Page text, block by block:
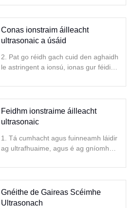
Conas ionstraim áilleacht
ultrasonaic a úsáid
2. Pat go réidh gach cuid den aghaidh
le astringent a ionsú, ionas gur féidir
agus a chosaint is fearr.
Feidhm ionstraime áilleacht
ultrasonaic
1. Tá cumhacht agus fuinneamh láidir
ag ultrafhuaime, agus é ag gníomhú
craiceann creathadh, éifeacht
suathaireachta breá a tháirgeadh,
Gnéithe de Gaireas Scéimhe
Ultrasonach